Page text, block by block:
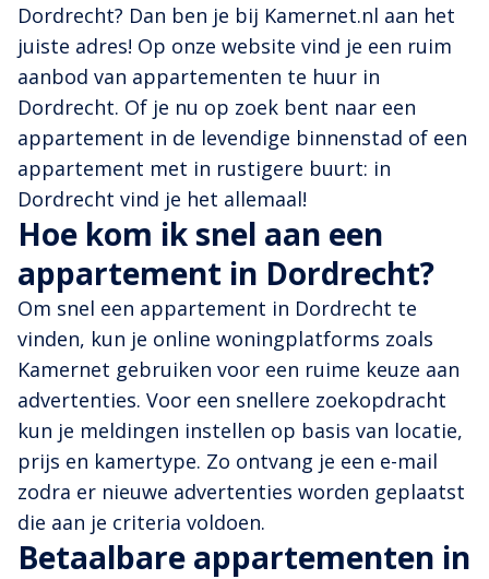
Dordrecht? Dan ben je bij Kamernet.nl aan het
juiste adres! Op onze website vind je een ruim
aanbod van appartementen te huur in
Dordrecht. Of je nu op zoek bent naar een
appartement in de levendige binnenstad of een
appartement met in rustigere buurt: in
Dordrecht vind je het allemaal!
Hoe kom ik snel aan een
appartement in Dordrecht?
Om snel een appartement in Dordrecht te
vinden, kun je online woningplatforms zoals
Kamernet gebruiken voor een ruime keuze aan
advertenties. Voor een snellere zoekopdracht
kun je meldingen instellen op basis van locatie,
prijs en kamertype. Zo ontvang je een e-mail
zodra er nieuwe advertenties worden geplaatst
die aan je criteria voldoen.
Betaalbare appartementen in